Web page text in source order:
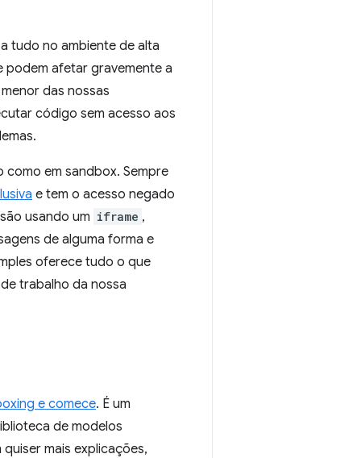
tudo no ambiente de alta
podem afetar gravemente a
das nossas
código sem acesso aos
em sandbox. Sempre
e tem o acesso negado
usando um iframe ,
de alguma forma e
oferece tudo o que
trabalho da nossa
e comece. É um
de modelos
mais explicações,